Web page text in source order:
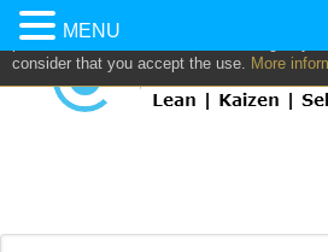
This website uses own and/or third parties
personalize content and/or advertising. If
consider that you accept the use. More
MENU